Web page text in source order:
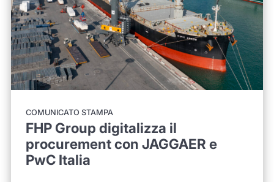
COMUNICATO STAMPA
FHP Group digitalizza il
procurement con JAGGAER e
PwC Italia